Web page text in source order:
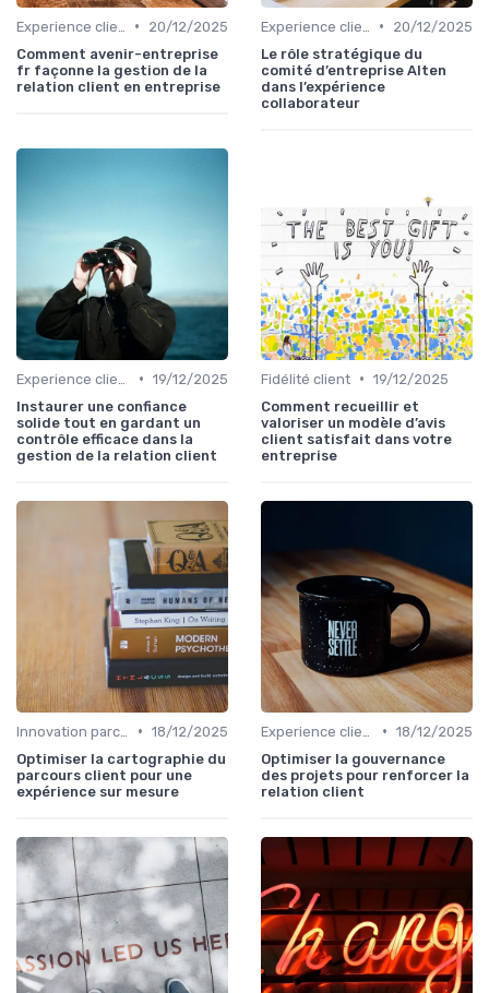
•
20/12/2025
Comment avenir-entreprise
fr façonne la gestion de la
relation client en entreprise
•
20/12/2025
Le rôle stratégique du
comité d’entreprise Alten
dans l’expérience
collaborateur
• 19/12/2025
Instaurer une confiance
solide tout en gardant un
contrôle efficace dans la
gestion de la relation client
Fidélité client • 19/12/2025
Comment recueillir et
valoriser un modèle d’avis
client satisfait dans votre
entreprise
• 18/12/2025
Optimiser la cartographie du
parcours client pour une
expérience sur mesure
• 18/12/2025
Optimiser la gouvernance
des projets pour renforcer la
relation client